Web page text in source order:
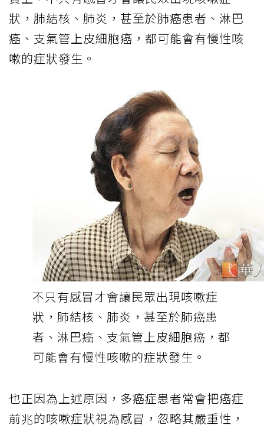
狀，肺結核、肺炎，甚至於肺癌患者、淋巴
癌、支氣管上皮細胞癌，都可能會有慢性咳
嗽的症狀發生。
不只有感冒才會讓民眾出現咳嗽症
狀，肺結核、肺炎，甚至於肺癌患
者、淋巴癌、支氣管上皮細胞癌，都
可能會有慢性咳嗽的症狀發生。
也正因為上述原因，多癌症患者常會把癌症
前兆的咳嗽症狀視為感冒，忽略其嚴重性，